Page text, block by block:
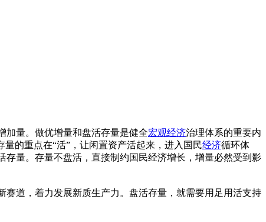
加量。做优增量和盘活存量是健全宏观经济治理体系的重要内
的重点在“活”，让闲置资产活起来，进入国民经济循环体
量。存量不盘活，直接制约国民经济增长，增量必然受到影
道，着力发展新质生产力。盘活存量，就需要用足用活支持